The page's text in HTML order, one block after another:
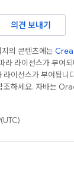
의견 보내기
의 콘텐츠에는
라 라이선스가 부여
라이선스가 부여됩니
조하세요. 자바는